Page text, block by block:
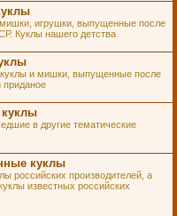
игрушки, выпущенные после
Куклы нашего детства
и мишки, выпущенные после
приданое
куклы
в другие тематические
куклы
российских производителей, а
известных российских